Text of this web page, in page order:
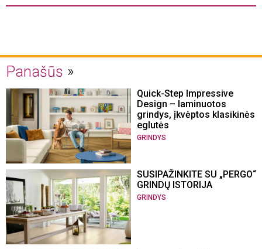
Panašūs
Quick-Step Impressive
Design – laminuotos
grindys, įkvėptos klasikinės
eglutės
GRINDYS
SUSIPAŽINKITE SU „PERGO“
GRINDŲ ISTORIJA
GRINDYS